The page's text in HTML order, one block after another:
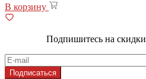
В корзину
Подпишитесь на скидки